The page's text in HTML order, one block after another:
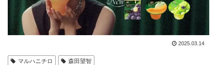
2025.03.14
マルハニチロ 森田望智